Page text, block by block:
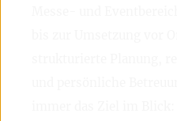
Messe- und
strukturierte Planung,